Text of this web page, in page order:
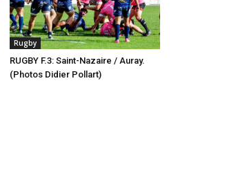
Rugby
RUGBY F.3: Saint-Nazaire / Auray.
(Photos Didier Pollart)